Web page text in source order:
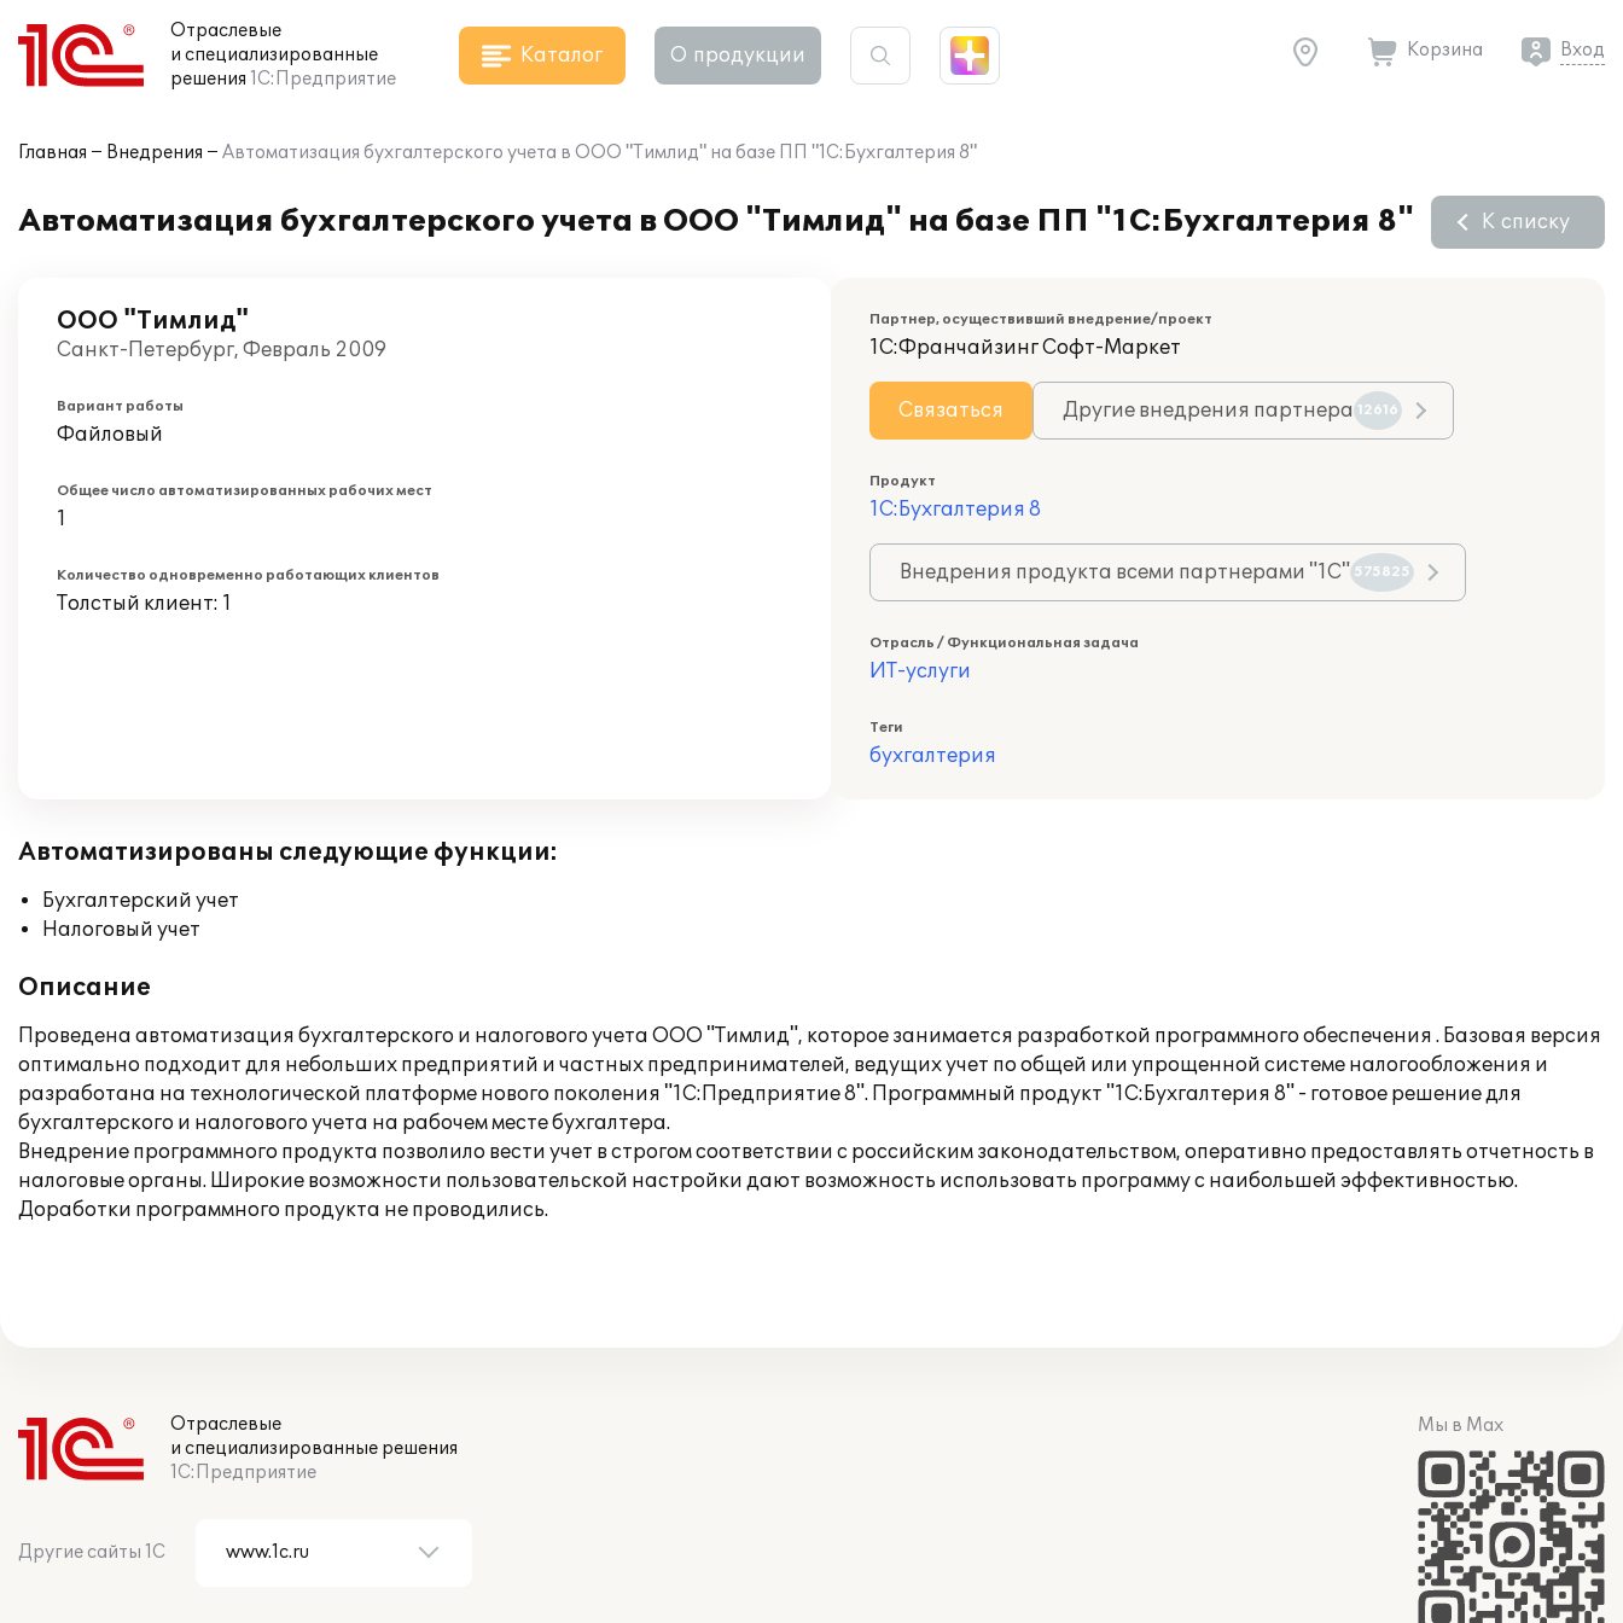
Отраслевые
и специализированные
решения 1С:Предприятие
Каталог О продукции Корзина Вход
Главная Внедрения Автоматизация бухгалтерского учета в ООО "Тимлид" на базе ПП "1С:Бухгалтерия 8"
Автоматизация бухгалтерского учета в ООО "Тимлид" на базе ПП "1С:Бухгалтерия 8" К списку
ООО "Тимлид"
Санкт-Петербург, Февраль 2009
Вариант работы
Файловый
Общее число автоматизированных рабочих мест
1
Количество одновременно работающих клиентов
Толстый клиент: 1
Партнер, осуществивший внедрение/проект
1С:Франчайзинг Софт-Маркет
Связаться Другие внедрения партнера 12616
Продукт
1С:Бухгалтерия 8
Внедрения продукта всеми партнерами "1С" 575825
Отрасль / Функциональная задача
ИТ-услуги
Теги
бухгалтерия
Автоматизированы следующие функции:
Бухгалтерский учет
Налоговый учет
Описание
Проведена автоматизация бухгалтерского и налогового учета ООО "Тимлид", которое занимается разработкой программного обеспечения . Базовая версия
оптимально подходит для небольших предприятий и частных предпринимателей, ведущих учет по общей или упрощенной системе налогообложения и
разработана на технологической платформе нового поколения "1С:Предприятие 8". Программный продукт "1С:Бухгалтерия 8" - готовое решение для
бухгалтерского и налогового учета на рабочем месте бухгалтера.
Внедрение программного продукта позволило вести учет в строгом соответствии с российским законодательством, оперативно предоставлять отчетность в
налоговые органы. Широкие возможности пользовательской настройки дают возможность использовать программу с наибольшей эффективностью.
Доработки программного продукта не проводились.
Отраслевые
и специализированные решения
1С:Предприятие
Другие сайты 1С
Мы в Max